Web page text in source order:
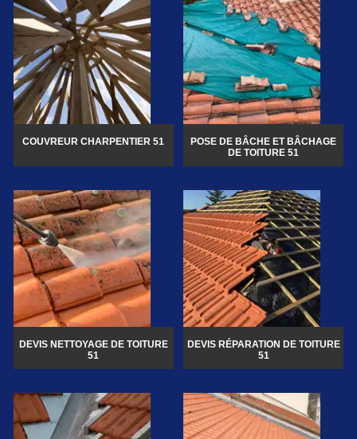
COUVREUR CHARPENTIER 51
POSE DE BÂCHE ET BÂCHAGE
DE TOITURE 51
DEVIS NETTOYAGE DE TOITURE
51
DEVIS RÉPARATION DE TOITURE
51